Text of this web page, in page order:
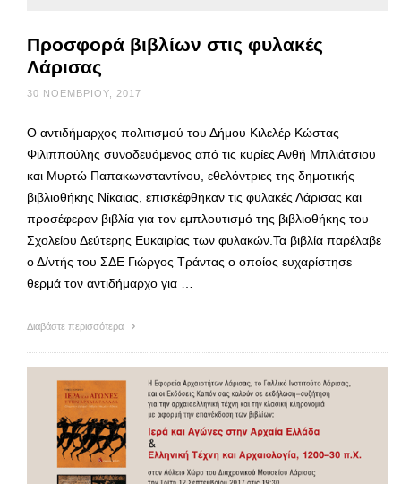
Προσφορά βιβλίων στις φυλακές
Λάρισας
30 ΝΟΕΜΒΡΊΟΥ, 2017
Ο αντιδήμαρχος πολιτισμού του Δήμου Κιλελέρ Κώστας
Φιλιππούλης συνοδευόμενος από τις κυρίες Ανθή Μπλιάτσιου
και Μυρτώ Παπακωνσταντίνου, εθελόντριες της δημοτικής
βιβλιοθήκης Νίκαιας, επισκέφθηκαν τις φυλακές Λάρισας και
προσέφεραν βιβλία για τον εμπλουτισμό της βιβλιοθήκης του
Σχολείου Δεύτερης Ευκαιρίας των φυλακών.Τα βιβλία παρέλαβε
ο Δ/ντής του ΣΔΕ Γιώργος Τράντας ο οποίος ευχαρίστησε
θερμά τον αντιδήμαρχο για …
Διαβάστε περισσότερα